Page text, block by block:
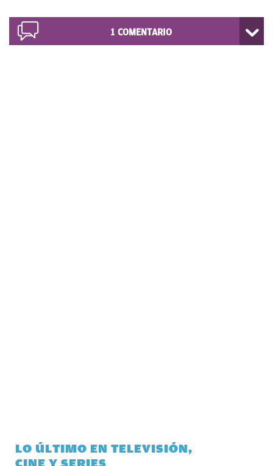
1 COMENTARIO
LO ÚLTIMO EN TELEVISIÓN,
CINE Y SERIES